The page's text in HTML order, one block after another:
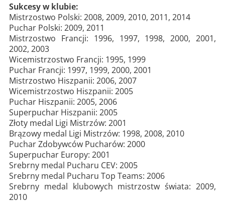
Sukcesy w klubie:
Mistrzostwo Polski: 2008, 2009, 2010, 2011, 2014
Puchar Polski: 2009, 2011
Mistrzostwo Francji: 1996, 1997, 1998, 2000, 2001,
2002, 2003
Wicemistrzostwo Francji: 1995, 1999
Puchar Francji: 1997, 1999, 2000, 2001
Mistrzostwo Hiszpanii: 2006, 2007
Wicemistrzostwo Hiszpanii: 2005
Puchar Hiszpanii: 2005, 2006
Superpuchar Hiszpanii: 2005
Złoty medal Ligi Mistrzów: 2001
Brązowy medal Ligi Mistrzów: 1998, 2008, 2010
Puchar Zdobywców Pucharów: 2000
Superpuchar Europy: 2001
Srebrny medal Pucharu CEV: 2005
Srebrny medal Pucharu Top Teams: 2006
Srebrny medal klubowych mistrzostw świata: 2009,
2010